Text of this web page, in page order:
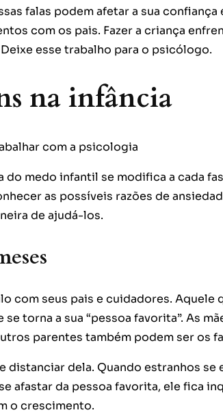
falas podem afetar a sua
com os pais. Fazer a criança
esse trabalho para o psicólogo.
na infância
do medo infantil se modifica a cada
as possíveis razões de
de ajudá-los.
com seus pais e cuidadores. Aquele
torna a sua “pessoa favorita”. As
parentes também podem ser os
distanciar dela. Quando estranhos se
afastar da pessoa favorita, ele fica
o crescimento.